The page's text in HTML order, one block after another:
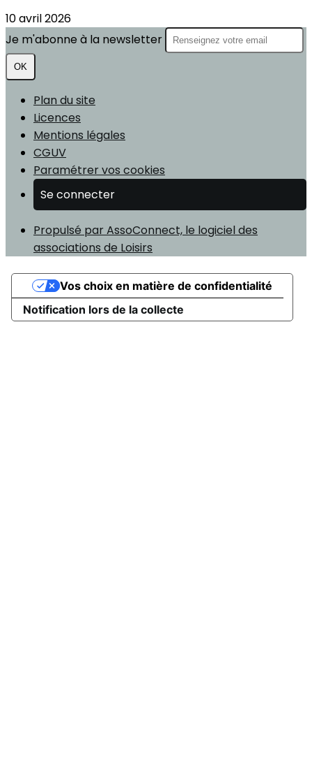
10 avril 2026
Je m'abonne à la newsletter
OK
Plan du site
Licences
Mentions légales
CGUV
Paramétrer vos cookies
Se connecter
Propulsé par AssoConnect, le logiciel des
associations de Loisirs
Notification lors de la collecte
Vos choix en matière de confidentialité